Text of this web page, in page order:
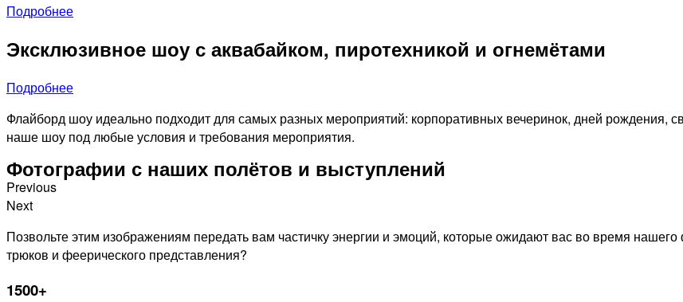
Подробнее
Эксклюзивное шоу с аквабайком, пиротехникой и огнемётами
Подробнее
Флайборд шоу идеально подходит для самых разных мероприятий: корпоративных вечеринок, дней рождения,
наше шоу под любые условия и требования мероприятия.
Фотографии с наших полётов и выступлений
Previous
Next
Позвольте этим изображениям передать вам частичку энергии и эмоций, которые ожидают вас во время
трюков и феерического представления?
1500+